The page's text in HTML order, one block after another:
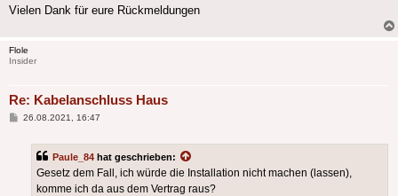
Vielen Dank für eure Rückmeldungen
Flole
Insider
Re: Kabelanschluss Haus
Beitrag
26.08.2021, 16:47
Paule_84 hat geschrieben:
Gesetz dem Fall, ich würde die Installation nicht machen (lassen),
komme ich da aus dem Vertrag raus?